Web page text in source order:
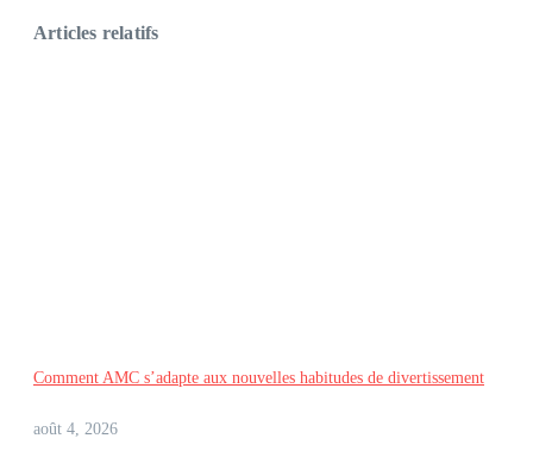
Articles relatifs
Comment AMC s’adapte aux nouvelles habitudes de divertissement
août 4, 2026